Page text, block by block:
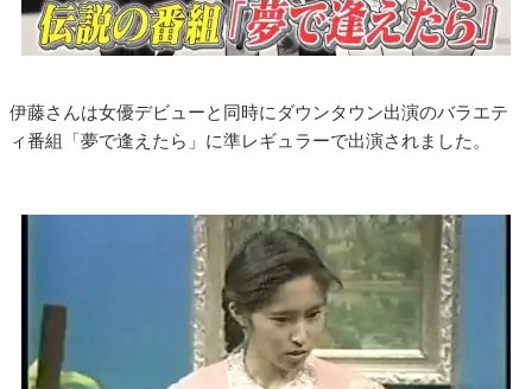
伊藤さんは女優デビューと同時にダウンタウン出演のバラエテ
ィ番組「夢で逢えたら」に準レギュラーで出演されました。